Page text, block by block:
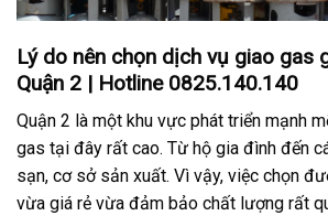
Lý do nên chọn dịch vụ giao gas
Quận 2 | Hotline 0825.140.140
Quận 2 là một khu vực phát triển mạnh
gas tại đây rất cao. Từ hộ gia đình đến
sạn, cơ sở sản xuất. Vì vậy, việc chọn
vừa giá rẻ vừa đảm bảo chất lượng rất